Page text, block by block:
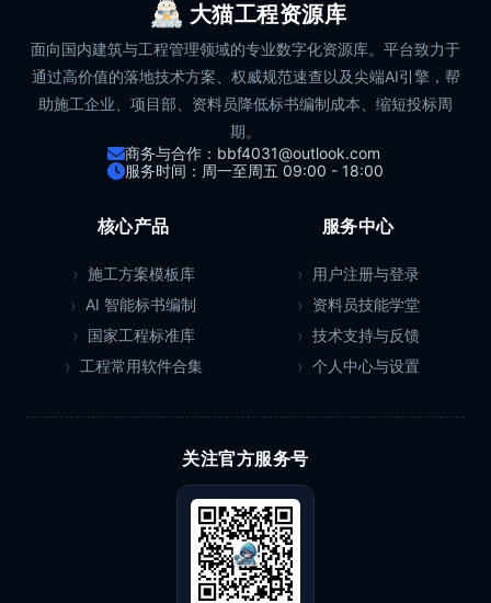
大猫工程资源库
面向国内建筑与工程管理领域的专业数字化资源库。平台致力于
通过高价值的落地技术方案、权威规范速查以及尖端AI引擎，帮
助施工企业、项目部、资料员降低标书编制成本、缩短投标周
期。
商务与合作：bbf4031@outlook.com
服务时间：周一至周五 09:00 - 18:00
核心产品
施工方案模板库
AI 智能标书编制
国家工程标准库
工程常用软件合集
服务中心
用户注册与登录
资料员技能学堂
技术支持与反馈
个人中心与设置
关注官方服务号